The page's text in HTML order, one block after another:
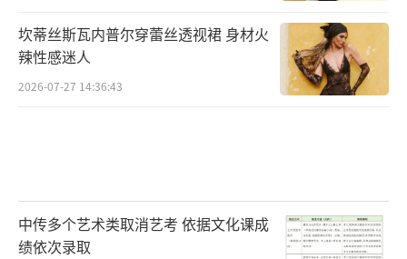
坎蒂丝斯瓦内普尔穿蕾丝透视裙 身材火
辣性感迷人
2026-07-27 14:36:43
中传多个艺术类取消艺考 依据文化课成
绩依次录取